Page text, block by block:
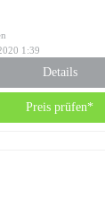
1:39
Details
Preis prüfen*